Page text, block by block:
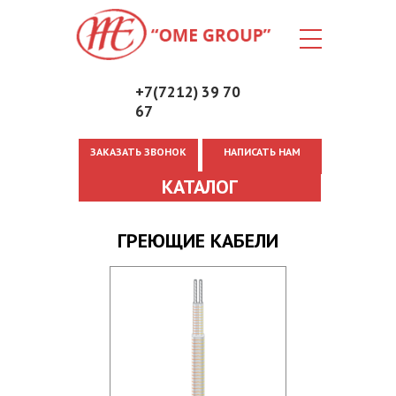
+7(7212) 39 70
67
ЗАКАЗАТЬ ЗВОНОК НАПИСАТЬ НАМ
КАТАЛОГ
ГРЕЮЩИЕ КАБЕЛИ